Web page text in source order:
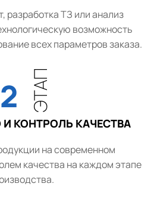
разработка ТЗ или анализ
возможность
всех параметров заказа.
ЭТАП
КОНТРОЛЬ КАЧЕСТВА
на современном
качества на каждом этапе